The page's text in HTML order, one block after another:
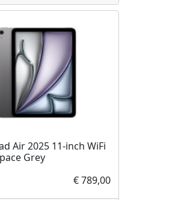
Air 2025 11-inch WiFi
Grey
€ 789,00